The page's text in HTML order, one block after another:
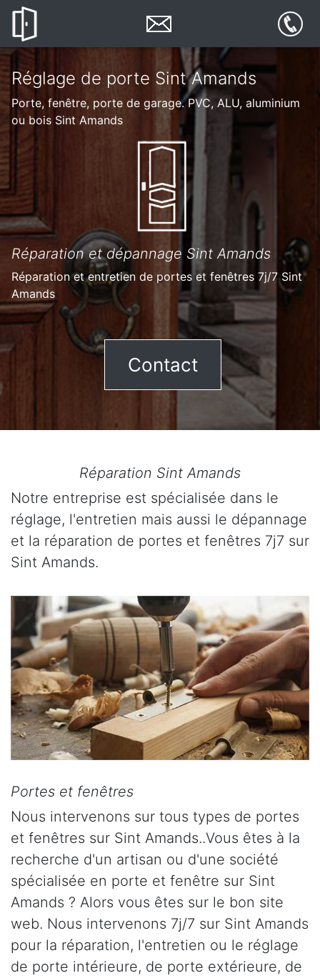
Réglage de porte Sint Amands
Porte, fenêtre, porte de garage. PVC, ALU, aluminium
ou bois Sint Amands
Réparation et dépannage Sint Amands
Réparation et entretien de portes et fenêtres 7j/7 Sint
Amands
Contact
Réparation Sint Amands
Notre entreprise est spécialisée dans le
réglage, l'entretien mais aussi le dépannage
et la réparation de portes et fenêtres 7j7 sur
Sint Amands.
Portes et fenêtres
Nous intervenons sur tous types de portes
et fenêtres sur Sint Amands..Vous êtes à la
recherche d'un artisan ou d'une société
spécialisée en porte et fenêtre sur Sint
Amands ? Alors vous êtes sur le bon site
web. Nous intervenons 7j/7 sur Sint Amands
pour la réparation, l'entretien ou le réglage
de porte intérieure, de porte extérieure, de